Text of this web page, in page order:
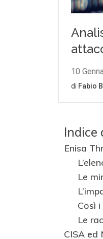
Indice
Enisa
Le
Così
Le
CISA ed